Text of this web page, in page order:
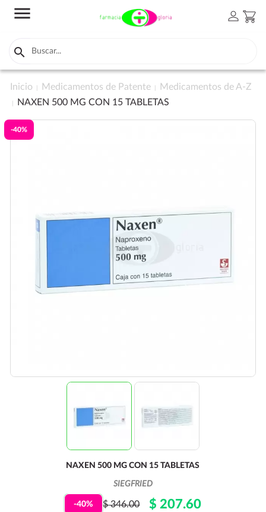
menu person shopping_cart

Inicio Medicamentos de Patente
Medicamentos de A-Z
NAXEN 500 MG CON 15 TABLETAS
-40%
NAXEN 500 MG CON 15 TABLETAS
SIEGFRIED
-40% $ 346.00 $ 207.60